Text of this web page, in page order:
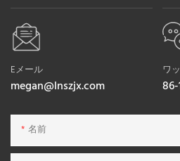
Eメール
megan@lnszjx.com
ワ
86-
名前